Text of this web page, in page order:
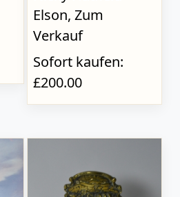
Elson, Zum
Verkauf
Sofort kaufen:
£200.00